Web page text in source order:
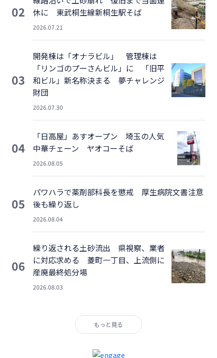
02
休に 東武桐生線新桐生駅そば
2026.07.21
03
開発棟は「オナラビル」 管理棟は
「リンゴのプーさんビル」に 「旧平
和ビル」新名称決まる 夢チャレンジ
財団
2026.07.30
04
「日高屋」あすオープン 埼玉の人気
中華チェーン ヤオコーそば
2026.08.05
05
パワハラで薬剤部科長を懲戒 厚生病院文書注意
後も繰り返し
2026.08.04
06
繰り返される土砂流出 県視察、業者
に対応求める 菱町一丁目、上流側に
産廃最終処分場
2026.08.03
もっと見る